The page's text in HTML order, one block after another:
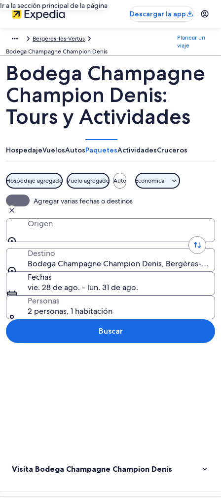
Ir a la sección principal de la página
Descargar la app
Bergères-lès-Vertus
Bodega Champagne Champion Denis
Planear un
viaje
Bodega Champagne
Champion Denis:
Tours y Actividades
HospedajeVuelosAutosPaquetesActividadesCruceros
Hospedaje agregado Vuelo agregado Auto Económica
Agregar varias fechas o destinos
Origen
Destino
Bodega Champagne Champion Denis, Bergères-lès-
Fechas
vie. 28 de ago. - lun. 31 de ago.
Personas
2 personas, 1 habitación
Buscar
Visita Bodega Champagne Champion Denis